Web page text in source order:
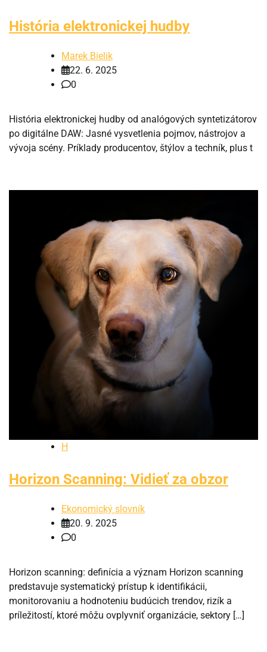
História elektronickej hudby
Marek Bielik
22. 6. 2025
0
História elektronickej hudby od analógových syntetizátorov
po digitálne DAW: Jasné vysvetlenia pojmov, nástrojov a
vývoja scény. Príklady producentov, štýlov a techník, plus t
H
Horizon Scanning: Vidieť za obzor
Ekonomický slovník
20. 9. 2025
0
Horizon scanning: definícia a význam Horizon scanning
predstavuje systematický prístup k identifikácii,
monitorovaniu a hodnoteniu budúcich trendov, rizík a
príležitostí, ktoré môžu ovplyvniť organizácie, sektory […]